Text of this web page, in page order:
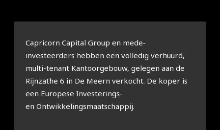
Capricorn Capital Group en mede-
investeerders hebben een volledig verhuurd,
multi-tenant Kantoorgebouw, gelegen aan de
Rijnzathe 6 in De Meern verkocht. De koper is
een Europese Investerings-
en Ontwikkelingsmaatschappij.